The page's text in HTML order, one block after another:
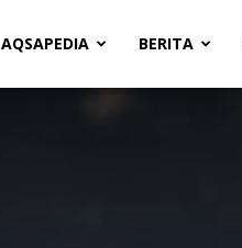
AQSAPEDIA BERITA